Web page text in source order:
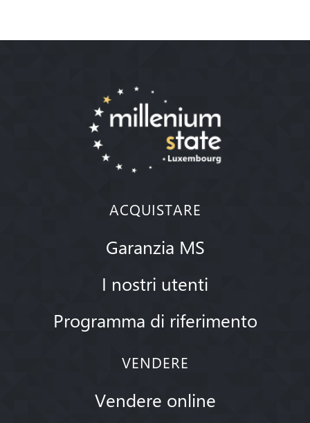
ACQUISTARE
Garanzia MS
I nostri utenti
Programma di riferimento
VENDERE
Vendere online